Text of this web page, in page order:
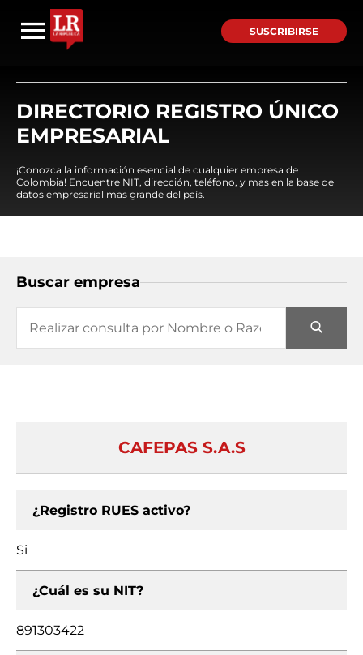
SUSCRIBIRSE
DIRECTORIO REGISTRO ÚNICO
EMPRESARIAL
¡Conozca la información esencial de cualquier empresa de
Colombia! Encuentre NIT, dirección, teléfono, y mas en la base de
datos empresarial mas grande del país.
Buscar empresa
CAFEPAS S.A.S
¿Registro RUES activo?
Si
¿Cuál es su NIT?
891303422